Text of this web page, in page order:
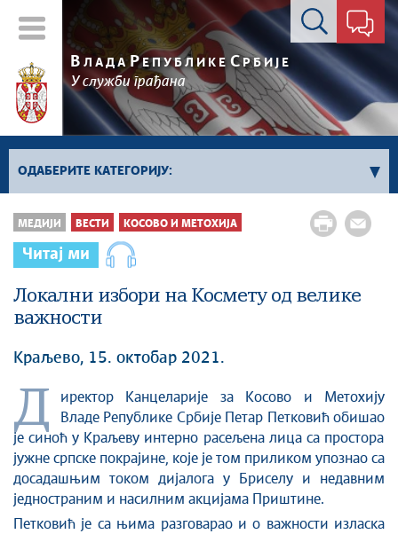
Контакт форма
В ЛАДА РЕПУБЛИКЕ СРБИЈЕ
У служби грађана
ОДАБЕРИТЕ КАТЕГОРИЈУ:
Влада Србије
Активности премијера
Активности потпредседника
Активности Владе
Косово и Метохија
Политика
Стоп корупцији
Култура и вера
Спорт
Конференције за новинаре
Интервјуи
Линкови
МЕДИЈИ ВЕСТИ КОСОВО И МЕТОХИЈА
Читај ми
Локални избори на Космету од велике
важности
Kраљево, 15. октобар 2021.
Д иректор Kанцеларије за Kосово и Метохију
Владе Републике Србије
Петар Петковић обишао
је синоћ у Краљеву интерно расељена лицаса простора
јужне српске покрајине које је том приликом упознао са
досадашњим током дијалога у Бриселу и недавним
једностраним и насилним акцијама Приштине.
Петковић је са њима разговарао ио важности изласка